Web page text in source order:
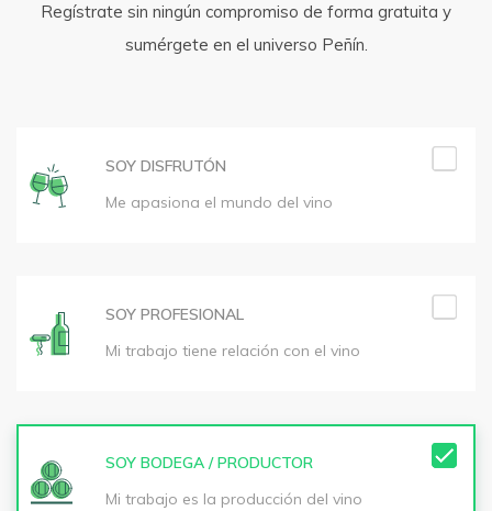
Regístrate sin ningún compromiso de forma gratuita y
sumérgete en el universo Peñín.
SOY DISFRUTÓN
Me apasiona el mundo del vino
SOY PROFESIONAL
Mi trabajo tiene relación con el vino
SOY BODEGA / PRODUCTOR
Mi trabajo es la producción del vino